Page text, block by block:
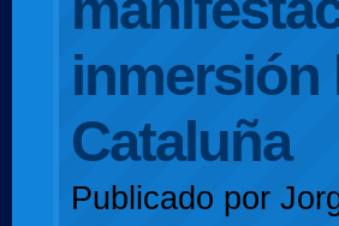
inmersión
Cataluña
Publicado por